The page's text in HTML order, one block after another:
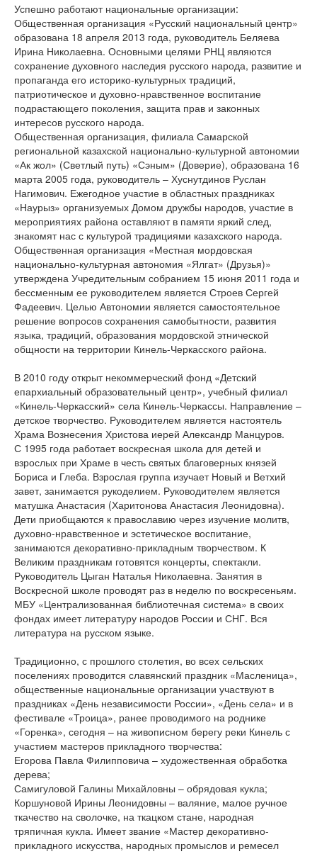
Успешно работают национальные организации:
Общественная организация «Русский национальный центр»
образована 18 апреля 2013 года, руководитель Беляева
Ирина Николаевна. Основными целями РНЦ являются
сохранение духовного наследия русского народа, развитие и
пропаганда его историко-культурных традиций,
патриотическое и духовно-нравственное воспитание
подрастающего поколения, защита прав и законных
интересов русского народа.
Общественная организация, филиала Самарской
региональной казахской национально-культурной автономии
«Ак жол» (Светлый путь) «Сэным» (Доверие), образована 16
марта 2005 года, руководитель – Хуснутдинов Руслан
Нагимович. Ежегодное участие в областных праздниках
«Наурыз» организуемых Домом дружбы народов, участие в
мероприятиях района оставляют в памяти яркий след,
знакомят нас с культурой традициями казахского народа.
Общественная организация «Местная мордовская
национально-культурная автономия «Ялгат» (Друзья)»
утверждена Учредительным собранием 15 июня 2011 года и
бессменным ее руководителем является Строев Сергей
Фадеевич. Целью Автономии является самостоятельное
решение вопросов сохранения самобытности, развития
языка, традиций, образования мордовской этнической
общности на территории Кинель-Черкасского района.
В 2010 году открыт некоммерческий фонд «Детский
епархиальный образовательный центр», учебный филиал
«Кинель-Черкасский» села Кинель-Черкассы. Направление –
детское творчество. Руководителем является настоятель
Храма Вознесения Христова иерей Александр Манцуров.
С 1995 года работает воскресная школа для детей и
взрослых при Храме в честь святых благоверных князей
Бориса и Глеба. Взрослая группа изучает Новый и Ветхий
завет, занимается рукоделием. Руководителем является
матушка Анастасия (Харитонова Анастасия Леонидовна).
Дети приобщаются к православию через изучение молитв,
духовно-нравственное и эстетическое воспитание,
занимаются декоративно-прикладным творчеством. К
Великим праздникам готовятся концерты, спектакли.
Руководитель Цыган Наталья Николаевна. Занятия в
Воскресной школе проводят раз в неделю по воскресеньям.
МБУ «Централизованная библиотечная система» в своих
фондах имеет литературу народов России и СНГ. Вся
литература на русском языке.
Традиционно, с прошлого столетия, во всех сельских
поселениях проводится славянский праздник «Масленица»,
общественные национальные организации участвуют в
праздниках «День независимости России», «День села» и в
фестивале «Троица», ранее проводимого на роднике
«Горенка», сегодня – на живописном берегу реки Кинель с
участием мастеров прикладного творчества:
Егорова Павла Филипповича – художественная обработка
дерева;
Самигуловой Галины Михайловны – обрядовая кукла;
Коршуновой Ирины Леонидовны – валяние, малое ручное
ткачество на сволочке, на ткацком стане, народная
тряпичная кукла. Имеет звание «Мастер декоративно-
прикладного искусства, народных промыслов и ремесел